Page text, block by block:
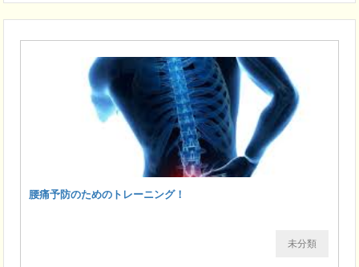
腰痛予防のためのトレーニング！
未分類